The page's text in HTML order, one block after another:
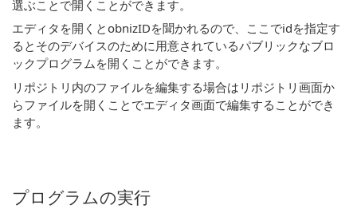
選ぶことで開くことができます。
エディタを開くとobnizIDを聞かれるので、ここでidを指定す
るとそのデバイスのために用意されているパブリックなブロ
ックプログラムを開くことができます。
リポジトリ内のファイルを編集する場合はリポジトリ画面か
らファイルを開くことでエディタ画面で編集することができ
ます。
プログラムの実行